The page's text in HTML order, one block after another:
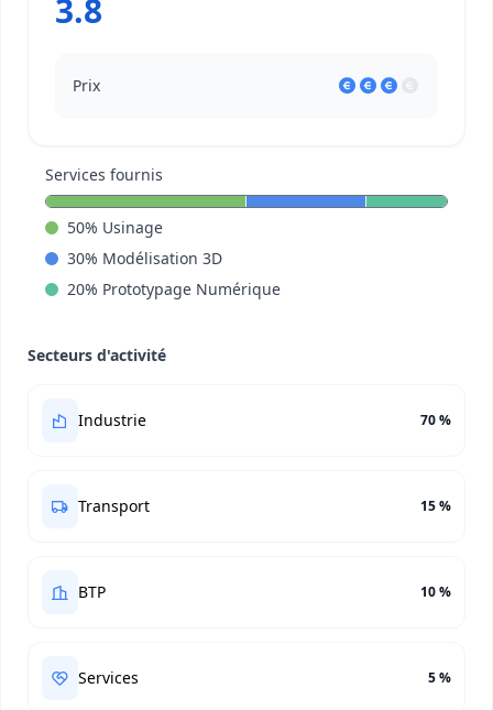
3.8
Prix
Services fournis
50% Usinage
30% Modélisation 3D
20% Prototypage Numérique
Secteurs d'activité
Industrie 70 %
Transport 15 %
BTP 10 %
Services 5 %